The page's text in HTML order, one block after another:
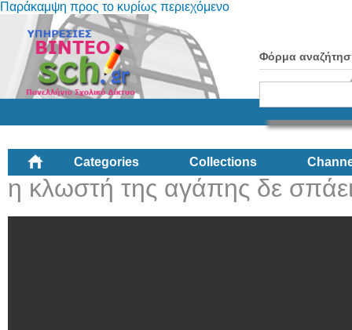
Παράκαμψη προς το κυρίως περιεχόμενο
Φόρμα
Categories Collections
η κλωστή της αγάπης δε